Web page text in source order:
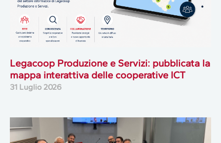
Legacoop Produzione e Servizi: pubblicata la
mappa interattiva delle cooperative ICT
31 Luglio 2026